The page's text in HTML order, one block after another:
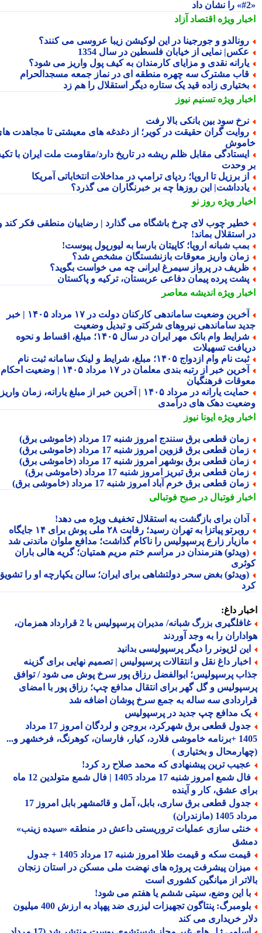
ویژهاقتصاد آزاد
و جورجینا در این لوکیشن زیبا عروسی می کنند؟
نمایی از خیابان فلسطین در سال 1354
نقدی و مزایای کارمندان به کیف پول واریز می شود؟
مشترک سه چهره منطقه ای در نماز جمعه مسجدالحرام
زاده قید یک ستاره دیگر استقلال را هم زد
ویژهتسنیم نیوز
سود بین بانکی بالا رفت
گران حقیقت در کویر؛ از دغدغه های معیشتی تا مجاهدت های
مقابل ظلم ریشه در تاریخ دارد/مقاومت ملت ایران با تکیه
وحدت
برزیل تا اروپا؛ ردپای ترامپ در مداخلات انتخاباتی آمریکا
این روزها چه بر خبرنگاران می گذرد؟
ویژهروز نو
چوب لای چرخ باشگاه می گذارد | رضاییان منطقی فکر کند و
استقلال بماند!
شبانه اروپا؛ کاپیتان بارسا به لیورپول پیوست!
واریز معوقات بازنشستگان مشخص شد؟
در پرواز سیمرغ ایرانی چه می خواست بگوید؟
پرده پیمان دفاعی عربستان، ترکیه و پاکستان
ویژهاندیشه معاصر
آخرین وضعیت ساماندهی کارکنان دولت در ۱۷ مرداد ۱۴۰۵ | خبر
ساماندهی نیروهای شرکتی و تبدیل وضعیت
شرایط وام بانک مهر ایران در سال ۱۴۰۵؛ مبلغ، اقساط و نحوه
تسهیلات
نام وام ازدواج ۱۴۰۵؛ مبلغ، شرایط و لینک سامانه ثبت نام
آخرین خبر از رتبه بندی معلمان در ۱۷ مرداد ۱۴۰۵ | وضعیت احکام و
فرهنگیان
حمایت یارانه در مرداد ۱۴۰۵ | آخرین خبر از مبلغ یارانه، زمان واریز و
دهک های درآمدی
ویژهایونا نیوز
قطعی برق سنندج امروز شنبه 17 مرداد (خاموشی برق)
قطعی برق قزوین امروز شنبه 17 مرداد (خاموشی برق)
قطعی برق بوشهر امروز شنبه 17 مرداد (خاموشی برق)
قطعی برق تبریز امروز شنبه 17 مرداد (خاموشی برق)
قطعی برق خرم آباد امروز شنبه 17 مرداد (خاموشی برق)
فوتبال در صبح فوتبالی
برای بازگشت به استقلال تخفیف ویژه می دهد!
پیاتزا به تهران رسید؛ رقابت ۲۸ ملی پوش برای ۱۴ جایگاه
زارع پرسپولیس را ناکام گذاشت؛ مدافع ملوان ماندنی شد
هنرمندان در مراسم ختم مریم همتیان؛ گریه هالی باران
بغض سحر دولتشاهی برای ایران؛ سالن یکپارچه او را تشویق
داغ:
غافلگیری بزرگ شبانه/ مدیران پرسپولیس با 2 قرارداد همزمان،
را به وجد آوردند
لژیونر را دیگر پرسپولیسی بدانید
داغ نقل و انتقالات پرسپولیس | تصمیم نهایی برای گزینه
پرسپولیس؛ ابوالفضل رزاق پور سرخ پوش می شود / توافق
و گل گهر برای انتقال مدافع چپ؛ رزاق پور با امضای
سه ساله به جمع سرخ پوشان اضافه شد
مدافع چپ جدید در پرسپولیس
جدول قطعی برق شهرکرد، بروجن و لردگان امروز 17 مرداد
1405 +برنامه خاموشی فلارد، کیار، فارسان، کوهرنگ، فرخشهر و...
و بختیاری )
ترین پیشنهادی که محمد صلاح رد کرد!
فال شمع امروز شنبه 17 مرداد 1405 | فال شمع متولدین 12 ماه
عشق، کار و آینده
جدول قطعی برق ساری، بابل، آمل و قائمشهر بابل امروز 17
(مازندران)
سازی عملیات تروریستی داعش در منطقه «سیده زینب»
سکه و قیمت طلا امروز شنبه 17 مرداد 1405 + جدول
پیشرفت پروژه های نهضت ملی مسکن در استان زنجان
از میانگین کشوری است
این وضع، سیتی ششم یا هفتم می شود!
بلومبرگ: پنتاگون تجهیزات لیزری ضد پهپاد به ارزش 400 میلیون
خریداری می کند